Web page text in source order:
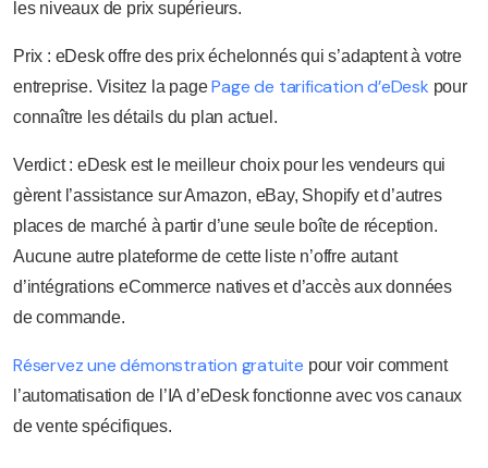
les niveaux de prix supérieurs.
Prix : eDesk offre des prix échelonnés qui s’adaptent à votre
entreprise. Visitez la page Page de tarification d’eDesk pour
connaître les détails du plan actuel.
Verdict : eDesk est le meilleur choix pour les vendeurs qui
gèrent l’assistance sur Amazon, eBay, Shopify et d’autres
places de marché à partir d’une seule boîte de réception.
Aucune autre plateforme de cette liste n’offre autant
d’intégrations eCommerce natives et d’accès aux données
de commande.
Réservez une démonstration gratuite pour voir comment
l’automatisation de l’IA d’eDesk fonctionne avec vos canaux
de vente spécifiques.